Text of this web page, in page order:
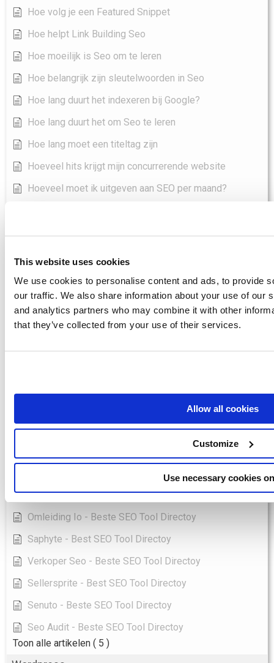
This website uses cookies
We use cookies to personalise content and ads, to provide
our traffic. We also share information about your use of our
and analytics partners who may combine it with other
that they’ve collected from your use of their services.
Allow all cookies
Customize
Use necessary cookies
Hoe volg je een Featured Snippet
Hoe helpt Link Building Seo
Hoe moeilijk is Seo om te leren
Hoe belangrijk zijn sleutelwoorden in Seo
Hoe lang duurt het indexeren bij Google?
Hoe lang duurt het om Seo te leren
Hoe lang moet een titeltag zijn
Hoeveel hits krijgt mijn concurrerende website
Hoeveel moet ik uitgeven aan SEO per maand?
SEO-Tools
Asodesk - Best SEO Tool Directoy
Longtail Ux - Best SEO Tool Directoy
Ranktools - Beste SEO Tool Directoy
Omleiding Io - Beste SEO Tool Directoy
Saphyte - Best SEO Tool Directoy
Verkoper Seo - Beste SEO Tool Directoy
Sellersprite - Best SEO Tool Directoy
Senuto - Beste SEO Tool Directoy
Seo Audit - Beste SEO Tool Directoy
Toon alle artikelen ( 5 )